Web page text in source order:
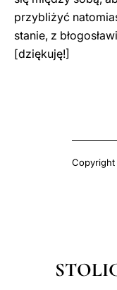
przybliżyć
stanie, z
[dziękuję!]
Copyright